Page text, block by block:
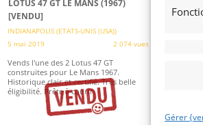
Gérer
LOTUS 47 GT LE MANS (1967)
[VENDU]
INDIANAPOLIS (ETATS-UNIS (USA))
5 mai 2019
2 074 vues
Vends l'une des 2 Lotus 47 GT
construites pour Le Mans 1967.
Historique clair et certifié. Très belle
éligibilité. Prête à courir.